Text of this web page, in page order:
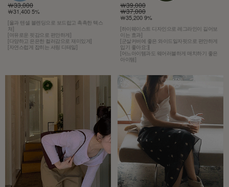
￦33,000
￦31,400 5%
[울과 텐셀 블렌딩으로 보드랍고 촉촉한 텍스
쳐]
[여유로운 핏감으로 편안하게]
[다양하고 은은한 컬러감으로 재미있게]
[자연스럽게 잡히는 셔링 디테일]
￦39,000
￦37,000
￦35,200 9%
[하이웨이스트 디자인으로 레그라인이 길어보
이는 효과]
[군살커버에 좋은 와이드일자핏으로 편안하게
입기 좋아요:)]
[어느아이템과도 웨어러블하게 매치하기 좋은
아이템]